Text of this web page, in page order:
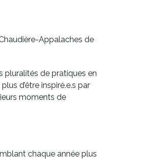
Appalaches de
pluralités de pratiques en
d’être inspiré.e.s par
moments de
chaque année plus